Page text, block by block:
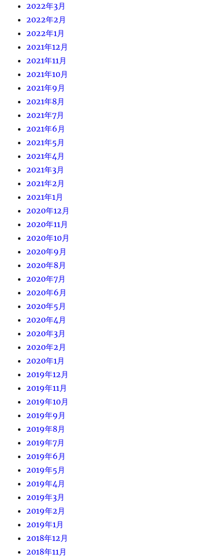
2022年3月
2022年2月
2022年1月
2021年12月
2021年11月
2021年10月
2021年9月
2021年8月
2021年7月
2021年6月
2021年5月
2021年4月
2021年3月
2021年2月
2021年1月
2020年12月
2020年11月
2020年10月
2020年9月
2020年8月
2020年7月
2020年6月
2020年5月
2020年4月
2020年3月
2020年2月
2020年1月
2019年12月
2019年11月
2019年10月
2019年9月
2019年8月
2019年7月
2019年6月
2019年5月
2019年4月
2019年3月
2019年2月
2019年1月
2018年12月
2018年11月